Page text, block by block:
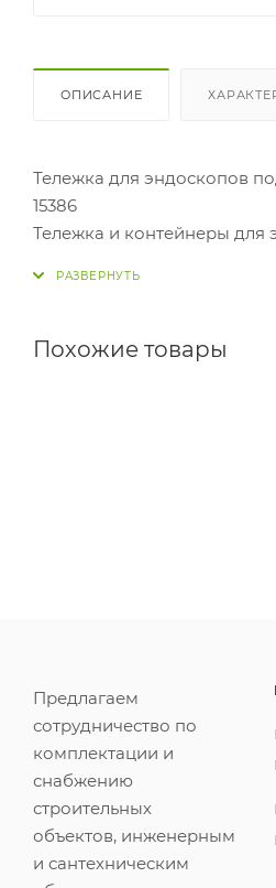
ОПИСАНИЕ
Тележка для эндоскопов
15386
Тележка и контейнеры для
Вес тележки без
Похожие товары
Предлагаем
сотрудничество по
комплектации и
снабжению
строительных
объектов, инженерным
и сантехническим